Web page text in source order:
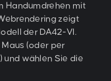
Handumdrehen mit
zeigt
der DA42-VI.
(oder per
und wählen Sie die